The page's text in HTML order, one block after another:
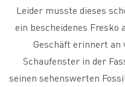
Leider musste dieses
ein bescheidenes
Geschäft erinnert an
Schaufenster in der
seinen sehenswerten